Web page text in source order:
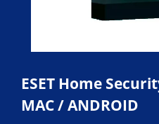
ESET Home
MAC / ANDROID